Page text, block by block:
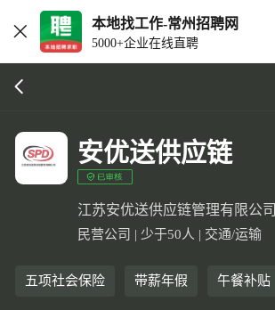
本地找工作-常州招聘网
5000+企业在线直聘
安优送供应链
江苏安优送供应链管理有限公司
民营公司 | 少于50人 | 交通/运输
五项社会保险 带薪年假 午餐补贴